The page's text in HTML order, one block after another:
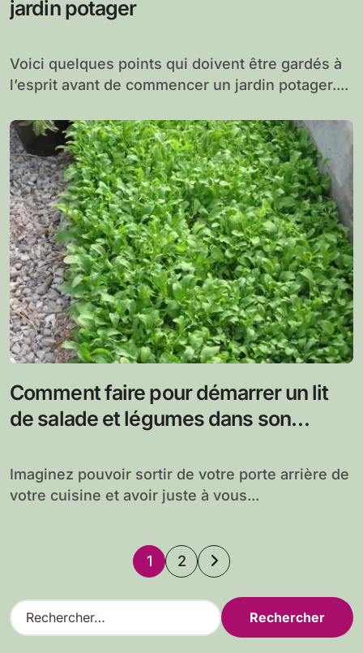
jardin potager
Voici quelques points qui doivent être gardés à
l’esprit avant de commencer un jardin potager....
Comment faire pour démarrer un lit
de salade et légumes dans son
Imaginez pouvoir sortir de votre porte arrière de
votre cuisine et avoir juste à vous...
Pagination
des
publications
1 2
R
e